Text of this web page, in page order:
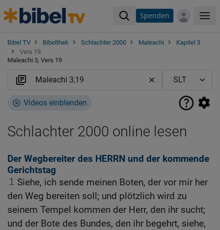
Spenden
Bibel TV Bibelthek Schlachter 2000 Maleachi
Kapitel 3
Vers 19
Maleachi 3, Vers 19
Videos einblenden
Schlachter 2000 online lesen
Der Wegbereiter des HERRN und der kommende
Gerichtstag
1
Siehe, ich sende meinen Boten, der vor mir her
den Weg bereiten soll; und plötzlich wird zu
seinem Tempel kommen der Herr, den ihr sucht;
und der Bote des Bundes, den ihr begehrt, siehe,